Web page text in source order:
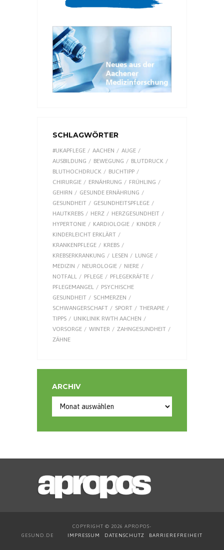
SCHLAGWÖRTER
#UKAPFLEGE AACHEN
AUGE
AUSBILDUNG
BEWEGUNG
BLUTDRUCK
BLUTHOCHDRUCK
BUCHTIPP
CHIRURGIE
ERNÄHRUNG
FRÜHLING
GEHIRN
GESUNDE ERNÄHRUNG
GESUNDHEIT
GESUNDHEITSPFLEGE
HAUTKREBS
HERZ
HERZGESUNDHEIT
HYPERTONIE
KARDIOLOGIE
KINDER
KINDERLEICHT ERKLÄRT
KRANKENPFLEGE
KREBS
KREBSERKRANKUNG
LESEN
LUNGE
MEDIZIN
NEUROLOGIE
NIERE
NOTFALL
PFLEGE
PFLEGEKRÄFTE
PFLEGEMANGEL
PSYCHISCHE
GESUNDHEIT
SCHMERZEN
SCHWANGERSCHAFT
SPORT
THERAPIE
TIPPS
UNIKLINIK RWTH AACHEN
VORSORGE
WINTER
ZAHNGESUNDHEIT
ZÄHNE
ARCHIV
COPYRIGHT © 2026 APROPOS-
GESUND.DE IMPRESSUM DATENSCHUTZ BARRIEREFREIHEIT